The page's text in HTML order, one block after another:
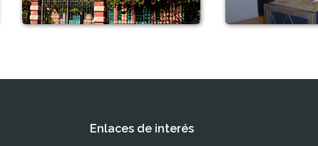
Enlaces de interés